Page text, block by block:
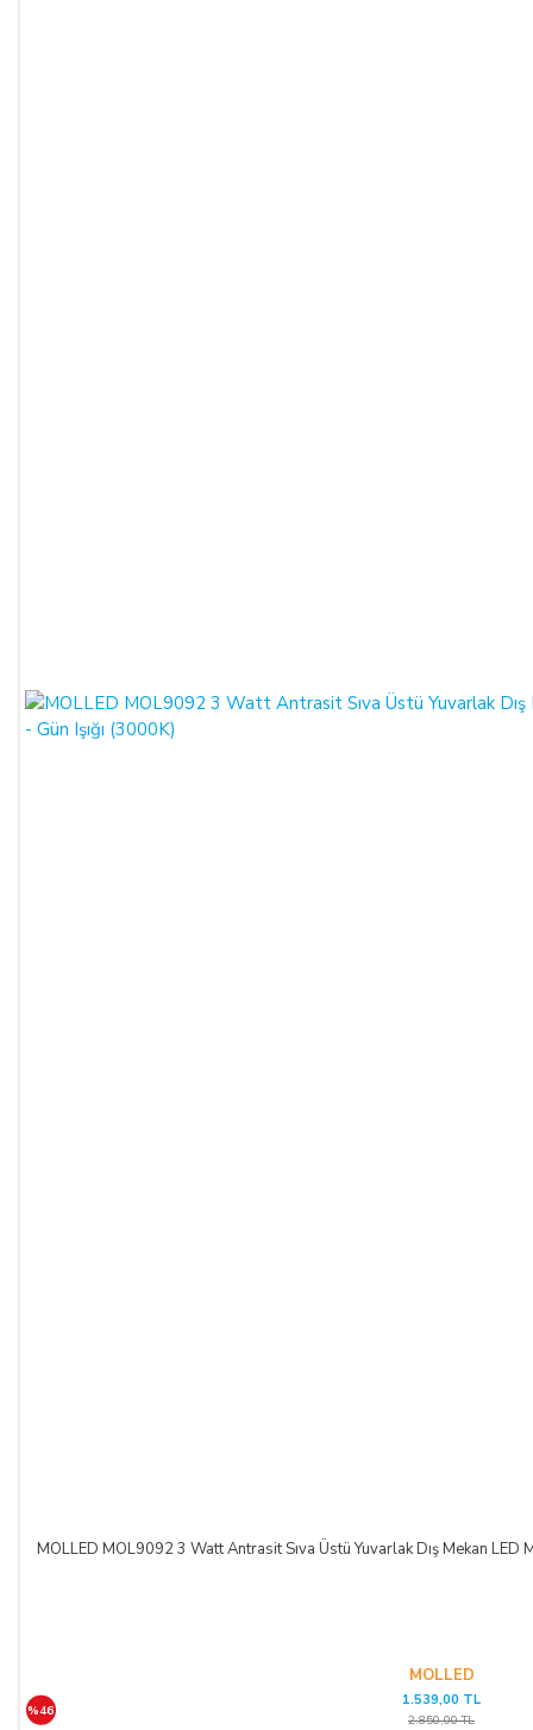
MOLLED MOL9092 3 Watt Antrasit Sıva Üstü Yuvarlak Dış Mekan
MOLLED
%46
1.539,00 TL
2.850,00 TL